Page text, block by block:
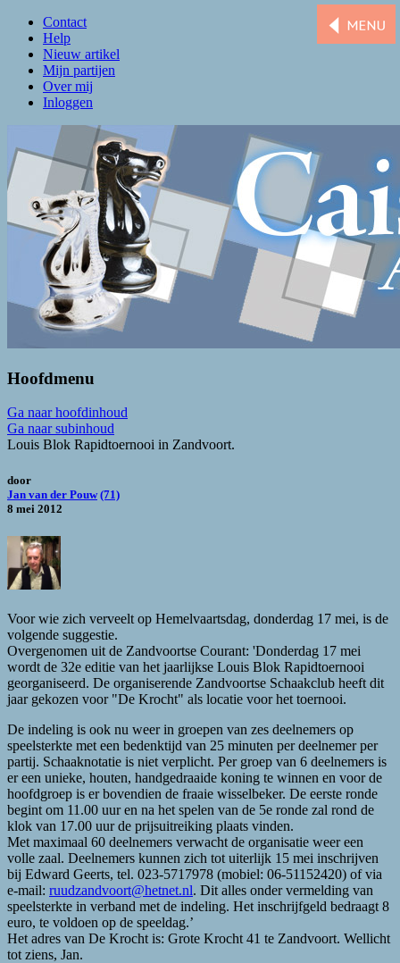
Contact
Help
Nieuw artikel
Mijn partijen
Over mij
Inloggen
Caissa Amsterdam
De levendigste schaakclub van Amsterdam
Hoofdmenu
Ga naar hoofdinhoud
Ga naar subinhoud
Louis Blok Rapidtoernooi in Zandvoort.
door
Jan van der Pouw (71)
8 mei 2012
Voor wie zich verveelt op Hemelvaartsdag, donderdag 17 mei, is de
volgende suggestie.
Overgenomen uit de Zandvoortse Courant: 'Donderdag 17 mei
wordt de 32e editie van het jaarlijkse Louis Blok Rapidtoernooi
georganiseerd. De organiserende Zandvoortse Schaakclub heeft dit
jaar gekozen voor "De Krocht" als locatie voor het toernooi.
De indeling is ook nu weer in groepen van zes deelnemers op
speelsterkte met een bedenktijd van 25 minuten per deelnemer per
partij. Schaaknotatie is niet verplicht. Per groep van 6 deelnemers is
er een unieke, houten, handgedraaide koning te winnen en voor de
hoofdgroep is er bovendien de fraaie wisselbeker. De eerste ronde
begint om 11.00 uur en na het spelen van de 5e ronde zal rond de
klok van 17.00 uur de prijsuitreiking plaats vinden.
Met maximaal 60 deelnemers verwacht de organisatie weer een
volle zaal. Deelnemers kunnen zich tot uiterlijk 15 mei inschrijven
bij Edward Geerts, tel. 023-5717978 (mobiel: 06-51152420) of via
e-mail: ruudzandvoort@hetnet.nl. Dit alles onder vermelding van
speelsterkte in verband met de indeling. Het inschrijfgeld bedraagt 8
euro, te voldoen op de speeldag.’
Het adres van De Krocht is: Grote Krocht 41 te Zandvoort. Wellicht
tot ziens, Jan.